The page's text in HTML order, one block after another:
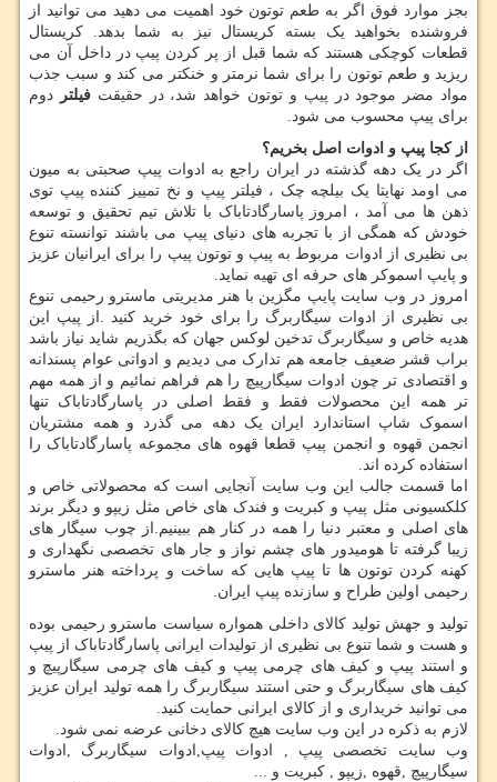
بجز موارد فوق اگر به طعم توتون خود اهمیت می دهید می توانید از
فروشنده بخواهید یک بسته کریستال نیز به شما بدهد. کریستال
قطعات کوچکی هستند که شما قبل از پر کردن پیپ در داخل آن می
ریزید و طعم توتون را برای شما نرمتر و خنکتر می کند و سبب جذب
مواد مضر موجود در پیپ و توتون خواهد شد، در حقیقتفیلتر
دوم
برای پیپ محسوب می شود.
از کجا پیپ و ادوات اصل بخریم؟
اگر در یک دهه گذشته در ایران راجع به ادوات پیپ صحبتی به میون
می اومد نهایتا یک بیلچه چک ، فیلتر پیپ و نخ تمییز کننده پیپ توی
ذهن ها می آمد ، امروز پاسارگادتاباک با تلاش تیم تحقیق و توسعه
خودش که همگی از با تجربه های دنیای پیپ می باشند توانسته تنوع
بی نظیری از ادوات مربوط به پیپ و توتون پیپ را برای ایرانیان عزیز
و پایپ اسموکر های حرفه ای تهیه نماید.
امروز در وب سایت پایپ مگزین با هنر مدیریتی ماسترو رحیمی تنوع
بی نظیری از ادوات سیگاربرگ را برای خود خرید کنید .از پیپ این
هدیه خاص و سیگاربرگ تدخین لوکس جهان که بگذریم شاید نیاز باشد
براب قشر ضعیف جامعه هم تدارک می دیدیم و ادواتی عوام پسندانه
و اقتصادی تر چون ادوات سیگارپیچ را هم فراهم نمائیم و از همه مهم
تر همه این محصولات فقط و فقط اصلی در پاسارگادتاباک تنها
اسموک شاپ استاندارد ایران یک دهه می گذرد و همه مشتریان
انجمن قهوه و انجمن پیپ قطعا قهوه های مجموعه پاسارگادتاباک را
استفاده کرده اند.
اما قسمت جالب این وب سایت آنجایی است که محصولاتی خاص و
کلکسیونی مثل پیپ و کبریت و فندک های خاص مثل زیپو و دیگر برند
های اصلی و معتبر دنیا را همه در کنار هم ببینیم.از چوب سیگار های
زیبا گرفته تا هومیدور های چشم نواز و جار های تخصصی نگهداری و
کهنه کردن توتون ها تا پیپ هایی که ساخت و پرداخته هنر ماسترو
رحیمی اولین طراح و سازنده پیپ ایران.
تولید و جهش تولید کالای داخلی همواره سیاست ماسترو رحیمی بوده
و هست و شما تنوع بی نظیری از تولیدات ایرانی پاسارگادتاباک از پیپ
و استند پیپ و کیف های چرمی پیپ و کیف های چرمی سیگارپیچ و
کیف های سیگاربرگ و حتی استند سیگاربرگ را همه تولید ایران عزیز
می توانید خریداری و از کالای ایرانی حمایت کنید.
لازم به ذکره در این وب سایت هیچ کالای دخانی عرضه نمی شود.
وب سایت تخصصی پیپ , ادوات پیپ,ادوات سیگاربرگ ,ادوات
سیگارپیچ ,قهوه ,زیپو , کبریت و ...